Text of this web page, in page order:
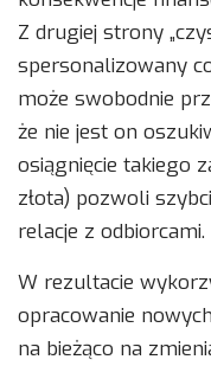
Z drugiej strony
spersonalizowany
może swobodnie
że nie jest on
osiągnięcie takiego
złota) pozwoli
relacje z odbiorcami.
W rezultacie
opracowanie
na bieżąco na